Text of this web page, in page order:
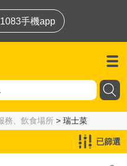
手機app
務、飲食場所 > 瑞士菜
已篩選